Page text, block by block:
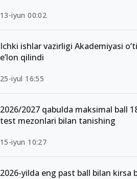
13-iyun 00:02
Ichki ishlar vazirligi Akademiyasi
e’lon qilindi
25-iyul 16:55
2026/2027 qabulda maksimal ball
test mezonlari bilan tanishing
15-iyun 10:27
2026-yilda eng past ball bilan kirsa